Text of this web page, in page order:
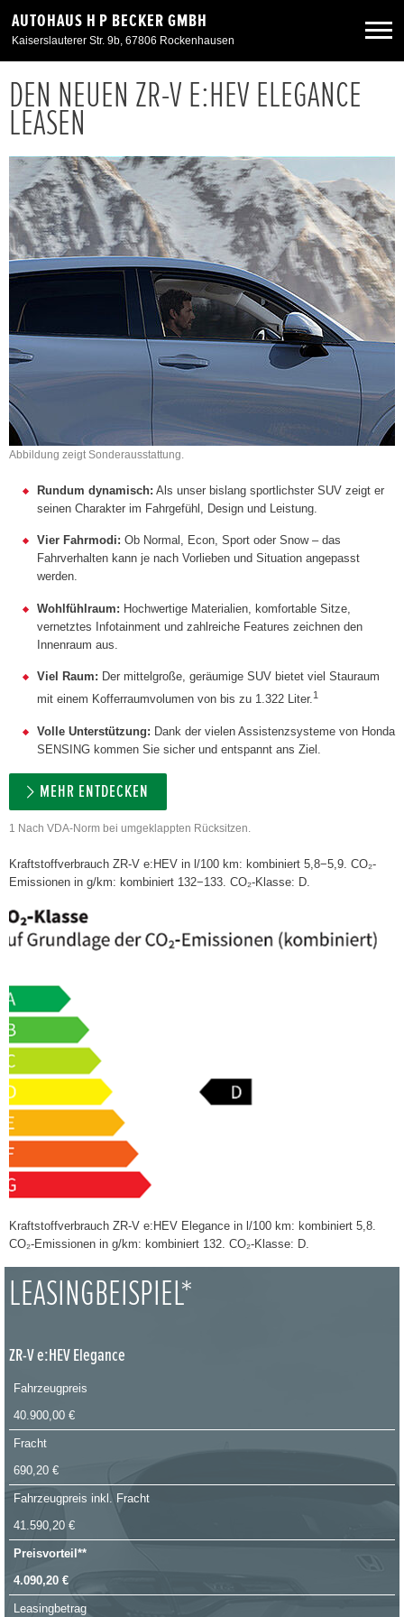
AUTOHAUS H P BECKER GMBH
Kaiserslauterer Str. 9b, 67806 Rockenhausen
Neuwagen
Angebote
Service & Zubehör
Unser Autohaus
DEN NEUEN ZR-V E:HEV ELEGANCE
LEASEN
Abbildung zeigt Sonderausstattung.
Rundum dynamisch: Als unser bislang sportlichster SUV zeigt er
seinen Charakter im Fahrgefühl, Design und Leistung.
Vier Fahrmodi: Ob Normal, Econ, Sport oder Snow – das
Fahrverhalten kann je nach Vorlieben und Situation angepasst
werden.
Wohlfühlraum: Hochwertige Materialien, komfortable Sitze,
vernetztes Infotainment und zahlreiche Features zeichnen den
Innenraum aus.
Viel Raum: Der mittelgroße, geräumige SUV bietet viel Stauraum
mit einem Kofferraumvolumen von bis zu 1.322 Liter.1
Volle Unterstützung: Dank der vielen Assistenzsysteme von Honda
SENSING kommen Sie sicher und entspannt ans Ziel.
MEHR ENTDECKEN
1 Nach VDA-Norm bei umgeklappten Rücksitzen.
Kraftstoffverbrauch ZR-V e:HEV in l/100 km: kombiniert 5,8−5,9. CO₂-
Emissionen in g/km: kombiniert 132−133. CO₂-Klasse: D.
Kraftstoffverbrauch ZR-V e:HEV Elegance in l/100 km: kombiniert 5,8.
CO₂-Emissionen in g/km: kombiniert 132. CO₂-Klasse: D.
LEASINGBEISPIEL*
ZR-V e:HEV Elegance
Fahrzeugpreis
40.900,00 €
Fracht
690,20 €
Fahrzeugpreis inkl. Fracht
41.590,20 €
Preisvorteil**
4.090,20 €
Leasingbetrag